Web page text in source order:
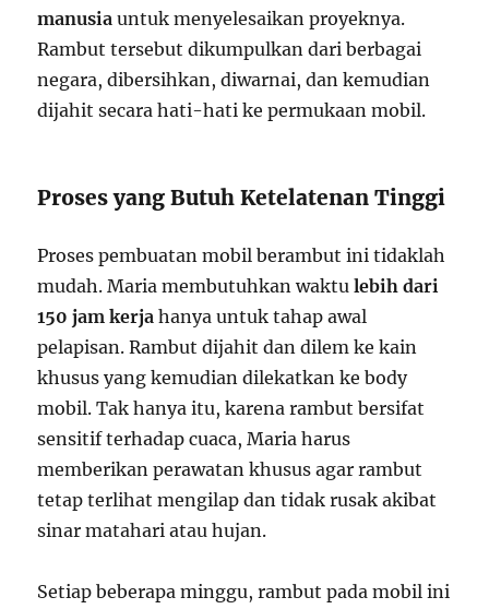
manusia untuk menyelesaikan proyeknya.
Rambut tersebut dikumpulkan dari berbagai
negara, dibersihkan, diwarnai, dan kemudian
dijahit secara hati-hati ke permukaan mobil.
Proses yang Butuh Ketelatenan Tinggi
Proses pembuatan mobil berambut ini tidaklah
mudah. Maria membutuhkan waktulebih dari
150 jam kerja hanya untuk tahap awal
pelapisan. Rambut dijahit dan dilem ke kain
khusus yang kemudian dilekatkan ke body
mobil. Tak hanya itu, karena rambut bersifat
sensitif terhadap cuaca, Maria harus
memberikan perawatan khusus agar rambut
tetap terlihat mengilap dan tidak rusak akibat
sinar matahari atau hujan.
Setiap beberapa minggu, rambut pada mobil ini